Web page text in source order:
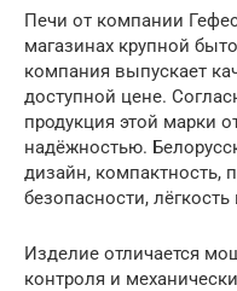
Печи от компании
магазинах крупной
компания выпускает
доступной цене.
продукция этой марки
надёжностью.
дизайн, компактность,
безопасности,
Изделие отличается
контроля и